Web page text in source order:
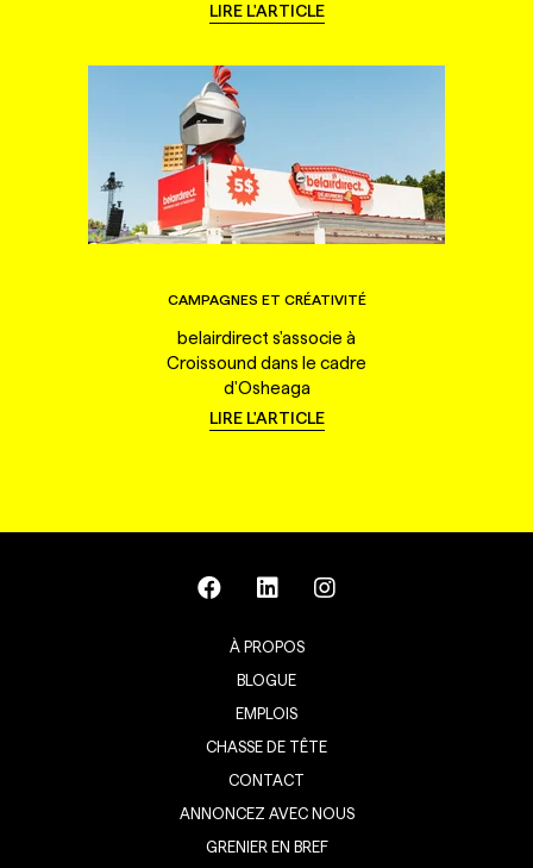
LIRE L'ARTICLE
CAMPAGNES ET CRÉATIVITÉ
belairdirect s'associe à
Croissound dans le cadre
d'Osheaga
LIRE L'ARTICLE
À PROPOS
BLOGUE
EMPLOIS
CHASSE DE TÊTE
CONTACT
ANNONCEZ AVEC NOUS
GRENIER EN BREF